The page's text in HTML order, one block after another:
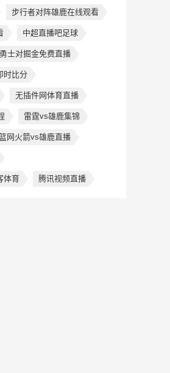
步行者对阵雄鹿在线观看
中超直播吧足球
勇士对掘金免费直播
时比分
无插件网体育直播
雷霆vs雄鹿集锦
网火箭vs雄鹿直播
体育 腾讯视频直播